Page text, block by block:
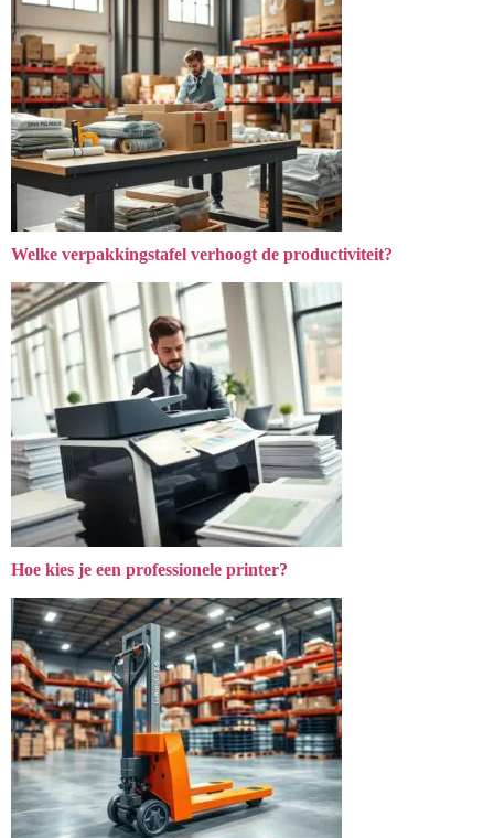
Welke verpakkingstafel verhoogt de productiviteit?
Hoe kies je een professionele printer?